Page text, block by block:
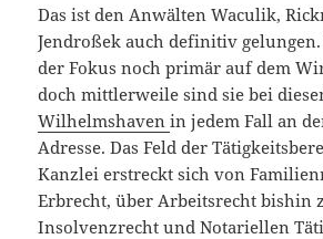
Das ist den Anwälten Waculik,
Jendroßek auch definitiv
der Fokus noch primär auf dem
doch mittlerweile sind sie bei
Wilhelmshavenin jedem Fall an
Adresse. Das Feld der
Kanzlei erstreckt sich von
Erbrecht, über Arbeitsrecht bishin
Insolvenzrecht und Notariellen